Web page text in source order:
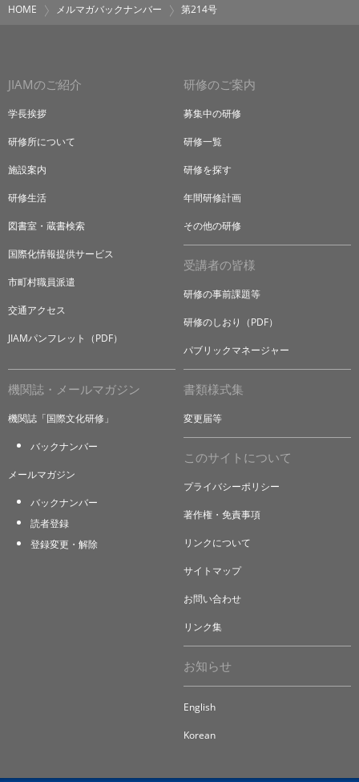
HOME メルマガバックナンバー 第214号
JIAMのご紹介
学長挨拶
研修所について
施設案内
研修生活
図書室・蔵書検索
国際化情報提供サービス
市町村職員派遣
交通アクセス
JIAMパンフレット（PDF）
研修のご案内
募集中の研修
研修一覧
研修を探す
年間研修計画
その他の研修
受講者の皆様
研修の事前課題等
研修のしおり（PDF）
パブリックマネージャー
機関誌・メールマガジン
機関誌「国際文化研修」
バックナンバー
メールマガジン
バックナンバー
読者登録
登録変更・解除
書類様式集
変更届等
このサイトについて
プライバシーポリシー
著作権・免責事項
リンクについて
サイトマップ
お問い合わせ
リンク集
お知らせ
English
Korean